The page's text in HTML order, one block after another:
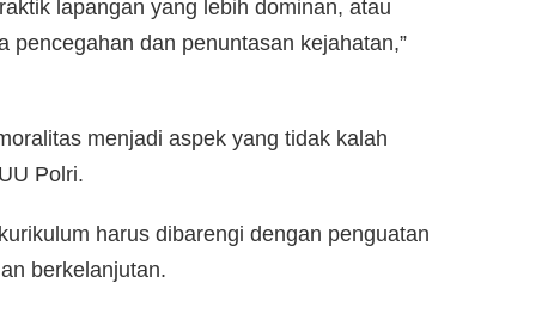
lapangan yang lebih dominan, atau
pencegahan dan penuntasan kejahatan,”
menjadi aspek yang tidak kalah
Polri.
harus dibarengi dengan penguatan
berkelanjutan.